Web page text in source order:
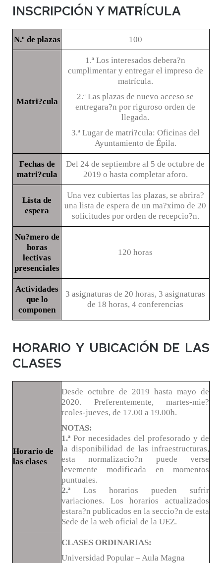
INSCRIPCIÓN Y MATRÍCULA
N.º de plazas 100
Matri?cula
1.ª Los interesados debera?n
cumplimentar y entregar el impreso de
matrícula.
2.ª Las plazas de nuevo acceso se
entregara?n por riguroso orden de
llegada.
3.ª Lugar de matri?cula: Oficinas del
Ayuntamiento de Épila.
Fechas de
matri?cula
Del 24 de septiembre al 5 de octubre de
2019 o hasta completar aforo.
Lista de
espera
Una vez cubiertas las plazas, se abrira?
una lista de espera de un ma?ximo de 20
solicitudes por orden de recepcio?n.
Nu?mero de
horas
lectivas
presenciales
120 horas
Actividades
que lo
componen
3 asignaturas de 20 horas, 3 asignaturas
de 18 horas, 4 conferencias
HORARIO Y UBICACIÓN DE LAS
CLASES
Horario de
las clases
Desde octubre de 2019 hasta mayo de
2020. Preferentemente, martes-mie?
rcoles-jueves, de 17.00 a 19.00h.
NOTAS:
1.ª Por necesidades del profesorado y de
la disponibilidad de las infraestructuras,
esta normalizacio?n puede verse
levemente modificada en momentos
puntuales.
2.ª Los horarios pueden sufrir
variaciones. Los horarios actualizados
estara?n publicados en la seccio?n de esta
Sede de la web oficial de la UEZ.
CLASES ORDINARIAS:
Universidad Popular – Aula Magna